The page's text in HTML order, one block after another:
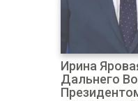
Ирина
Дальнего